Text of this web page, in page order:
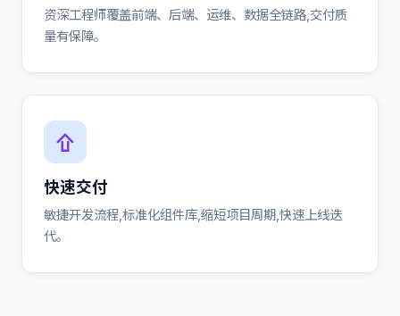
资深工程师覆盖前端、后端、运维、数据全链路,交付质
量有保障。
快速交付
敏捷开发流程,标准化组件库,缩短项目周期,快速上线迭
代。